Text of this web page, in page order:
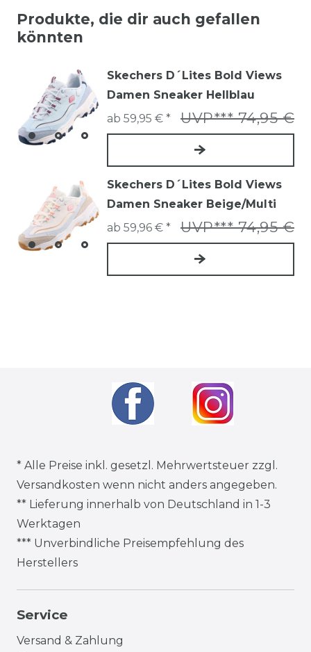
Produkte, die dir auch gefallen
könnten
Skechers D´Lites Bold Views
Damen Sneaker Hellblau
UVP*** 74,95 €
ab 59,95 € *
Skechers D´Lites Bold Views
Damen Sneaker Beige/Multi
UVP*** 74,95 €
ab 59,96 € *
* Alle Preise inkl. gesetzl. Mehrwertsteuer zzgl.
Versandkosten wenn nicht anders angegeben.
** Lieferung innerhalb von Deutschland in 1-3
Werktagen
*** Unverbindliche Preisempfehlung des
Herstellers
Service
Versand & Zahlung